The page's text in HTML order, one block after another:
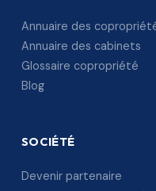
Annuaire des
Annuaire des cabinets
Glossaire copropriété
Blog
SOCIÉTÉ
Devenir partenaire